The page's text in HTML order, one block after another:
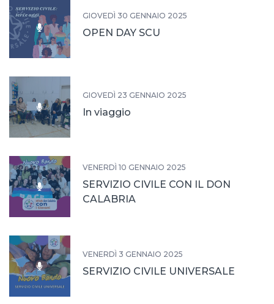
GIOVEDÌ 30 GENNAIO 2025
OPEN DAY SCU
GIOVEDÌ 23 GENNAIO 2025
In viaggio
VENERDÌ 10 GENNAIO 2025
SERVIZIO CIVILE CON IL DON
CALABRIA
VENERDÌ 3 GENNAIO 2025
SERVIZIO CIVILE UNIVERSALE